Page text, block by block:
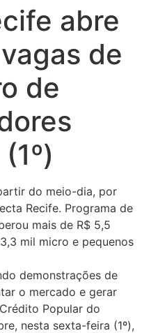
abre
de
de
do meio-dia, por
Recife. Programa de
mais de R$ 5,5
mil micro e pequenos
demonstrações de
o mercado e gerar
Popular do
nesta sexta-feira (1º),